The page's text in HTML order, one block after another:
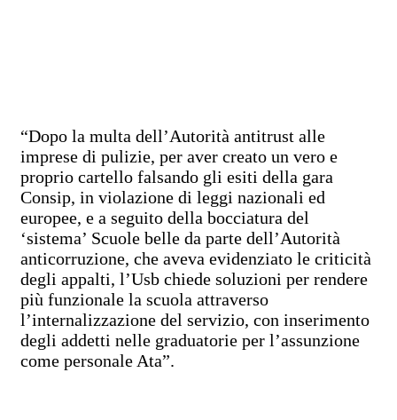
“Dopo la multa dell’Autorità antitrust alle
imprese di pulizie, per aver creato un vero e
proprio cartello falsando gli esiti della gara
Consip, in violazione di leggi nazionali ed
europee, e a seguito della bocciatura del
‘sistema’ Scuole belle da parte dell’Autorità
anticorruzione, che aveva evidenziato le criticità
degli appalti, l’Usb chiede soluzioni per rendere
più funzionale la scuola attraverso
l’internalizzazione del servizio, con inserimento
degli addetti nelle graduatorie per l’assunzione
come personale Ata”.